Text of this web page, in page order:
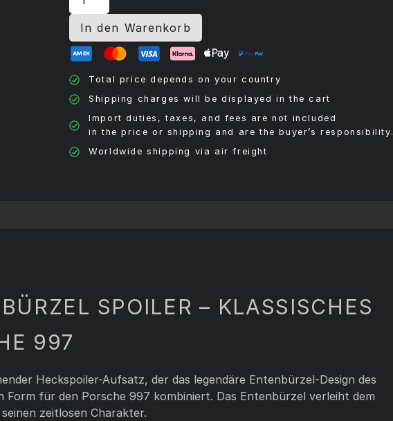
In den Warenkorb
Total price depends on your country
Shipping charges will be displayed in the cart
Import duties, taxes, and fees are not included
in the price or shipping and are the buyer’s responsibility.
Worldwide shipping via air freight
SPOILER – KLASSISCHES
997
Heckspoiler-Aufsatz, der das legendäre Entenbürzel-Design des
Form für den Porsche 997 kombiniert. Das Entenbürzel verleiht dem
zeitlosen Charakter.